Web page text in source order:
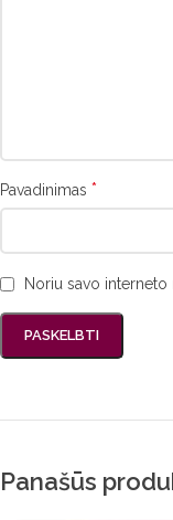
Pavadinimas *
Noriu savo
Panašūs